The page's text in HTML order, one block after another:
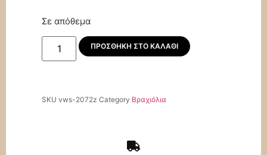
Σε απόθεμα
ΠΡΟΣΘΉΚΗ ΣΤΟ ΚΑΛΆΘΙ
SKU vws-2072z Category Βραχιόλια